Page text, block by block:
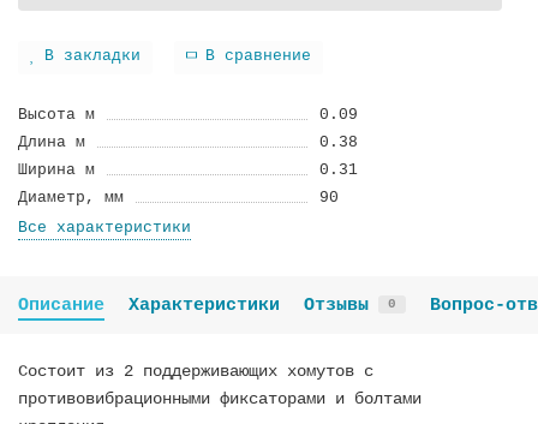
В закладки В сравнение
Высота м
0.09
Длина м
0.38
Ширина м
0.31
Диаметр, мм
90
Все характеристики
Описание Характеристики Отзывы 0 Вопрос-
Состоит из 2 поддерживающих хомутов с
противовибрационными фиксаторами и болтами